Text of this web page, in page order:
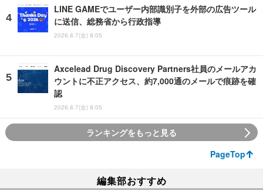
LINE GAMEでユーザー内部識別子を外部の広告ツール
に送信、総務省から行政指導
2026.8.7(金) 8:05
Axcelead Drug Discovery Partners社員のメールアカ
ウントに不正アクセス、約7,000通のメールで痕跡を確
認
2026.8.7(金) 8:05
ランキングをもっと見る
PageTop
編集部おすすめ